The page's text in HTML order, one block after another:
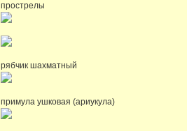
прострелы
рябчик шахматный
примула ушковая (ариукула)